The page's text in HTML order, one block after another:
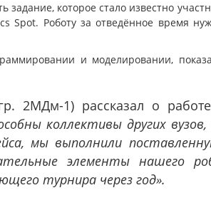
которое стало известно
Spot. Роботу за отведённое время
и моделировании,
2МДм-1) рассказал о
коллективы других
мы выполнили
элементы нашего
турнира через год».